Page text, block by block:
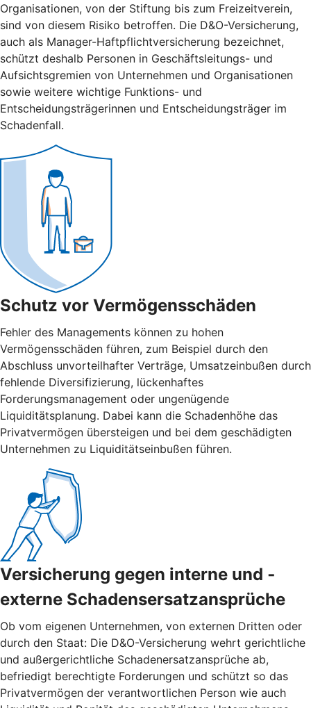
Organisationen, von der Stiftung bis zum Freizeitverein,
sind von diesem Risiko betroffen. Die D&O-Versicherung,
auch als Manager-Haftpflichtversicherung bezeichnet,
schützt deshalb Personen in Geschäftsleitungs- und
Aufsichtsgremien von Unternehmen und Organisationen
sowie weitere wichtige Funktions- und
Entscheidungsträgerinnen und Entscheidungsträger im
Schadenfall.
Schutz vor Vermögensschäden
Fehler des Managements können zu hohen
Vermögensschäden führen, zum Beispiel durch den
Abschluss unvorteilhafter Verträge, Umsatzeinbußen durch
fehlende Diversifizierung, lückenhaftes
Forderungsmanagement oder ungenügende
Liquiditätsplanung. Dabei kann die Schadenhöhe das
Privatvermögen übersteigen und bei dem geschädigten
Unternehmen zu Liquiditätseinbußen führen.
Versicherung gegen interne und ­
externe ­Schadensersatzansprüche
Ob vom eigenen Unternehmen, von externen Dritten oder
durch den Staat: Die D&O-Versicherung wehrt gerichtliche
und außergerichtliche Schadenersatzansprüche ab,
befriedigt berechtigte Forderungen und schützt so das
Privatvermögen der verantwortlichen Person wie auch